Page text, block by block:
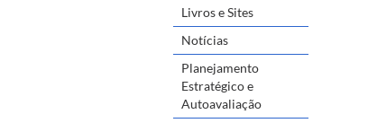
Livros e Sites
Notícias
Planejamento
Estratégico e
Autoavaliação